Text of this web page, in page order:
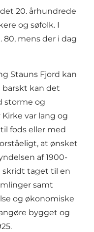
20. århundrede
og søfolk. I
80, mens der i dag
Stauns Fjord kan
barskt kan det
storme og
var lang og
fods eller med
at ønsket
af 1900-
skridt taget til en
samt
og økonomiske
bygget og